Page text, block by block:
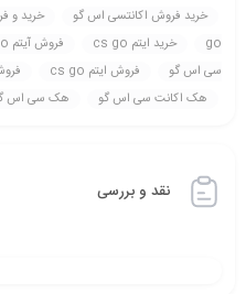
خريد فروش اکانتسی اس گو
خريد و
go
خرید ایتم cs go فروش آیتم cs go
سی اس گو
فروش ایتم cs go
هک اکانت سی اس گو
هک سی اس
نقد و بررسی